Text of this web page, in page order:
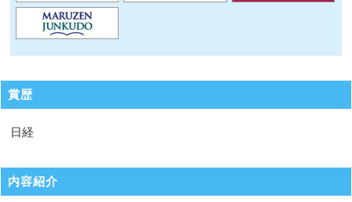
賞歴
日経
内容紹介